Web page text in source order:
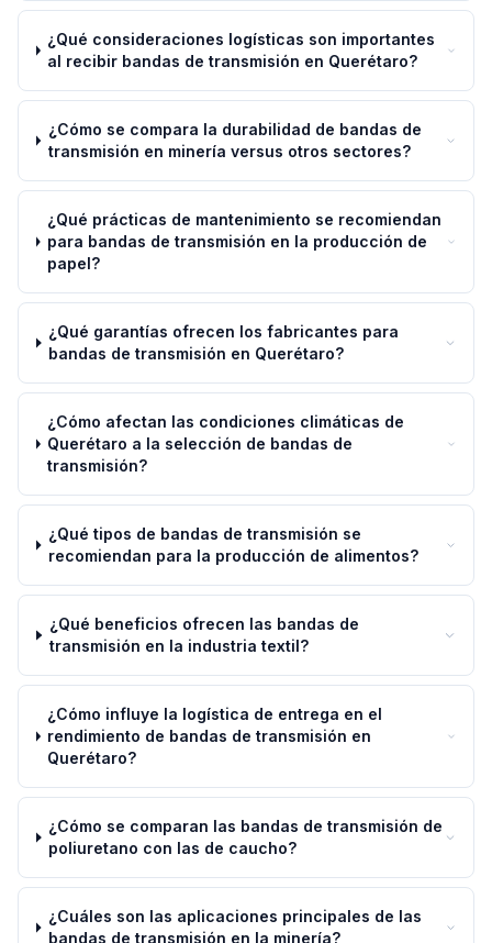
¿Qué consideraciones logísticas son importantes
al recibir bandas de transmisión en Querétaro?
¿Cómo se compara la durabilidad de bandas de
transmisión en minería versus otros sectores?
¿Qué prácticas de mantenimiento se recomiendan
para bandas de transmisión en la producción de
papel?
¿Qué garantías ofrecen los fabricantes para
bandas de transmisión en Querétaro?
¿Cómo afectan las condiciones climáticas de
Querétaro a la selección de bandas de
transmisión?
¿Qué tipos de bandas de transmisión se
recomiendan para la producción de alimentos?
¿Qué beneficios ofrecen las bandas de
transmisión en la industria textil?
¿Cómo influye la logística de entrega en el
rendimiento de bandas de transmisión en
Querétaro?
¿Cómo se comparan las bandas de transmisión de
poliuretano con las de caucho?
¿Cuáles son las aplicaciones principales de las
bandas de transmisión en la minería?